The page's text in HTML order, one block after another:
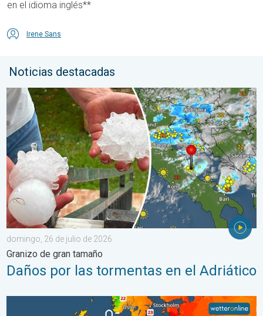
en el idioma inglés**
Irene Sans
Noticias destacadas
Daños por las tormentas en el Adriático. Granizo de gran
domingo, 26 de julio de 2026
Granizo de gran tamaño
Daños por las tormentas en el Adriático
Mares europeos muy cálidos. Hasta 30 grados. . . martes, 4